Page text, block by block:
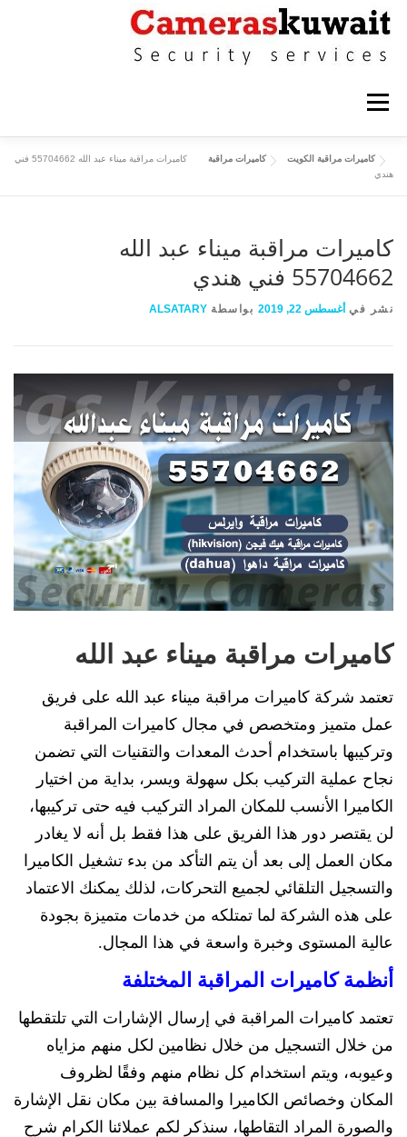
التجاوز إلى المحتوى
القائمة
كاميرات مراقبة حولي
كاميرات مراقبة الفروانية كاميرات مراقبة الجهراء
كاميرات مراقبة القرين
كاميرات مراقبة الكويت كاميرات مراقبة
كاميرات مراقبة ميناء عبد الله 55704662 فني
هندي
كاميرات مراقبة ميناء عبد الله
55704662 فني هندي
نشر في أغسطس 22, 2019 بواسطةALSATARY
كاميرات مراقبة ميناء عبد الله
تعتمد شركة كاميرات مراقبة ميناء عبد الله على فريق
عمل متميز ومتخصص في مجال كاميرات المراقبة
وتركيبها باستخدام أحدث المعدات والتقنيات التي تضمن
نجاح عملية التركيب بكل سهولة ويسر، بداية من اختيار
الكاميرا الأنسب للمكان المراد التركيب فيه حتى تركيبها،
لن يقتصر دور هذا الفريق على هذا فقط بل أنه لا يغادر
مكان العمل إلى بعد أن يتم التأكد من بدء تشغيل الكاميرا
والتسجيل التلقائي لجميع التحركات، لذلك يمكنك الاعتماد
على هذه الشركة لما تمتلكه من خدمات متميزة بجودة
عالية المستوى وخبرة واسعة في هذا المجال.
أنظمة كاميرات المراقبة المختلفة
تعتمد كاميرات المراقبة في إرسال الإشارات التي تلتقطها
من خلال التسجيل من خلال نظامين لكل منهم مزاياه
وعيوبه، ويتم استخدام كل نظام منهم وفقًا لظروف
المكان وخصائص الكاميرا والمسافة بين مكان نقل الإشارة
والصورة المراد التقاطها، سنذكر لكم عملائنا الكرام شرح